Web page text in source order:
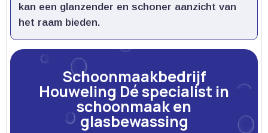
kan een glanzender en schoner aanzicht van
het raam bieden.​
Schoonmaakbedrijf
Houweling Dé specialist in
schoonmaak en
glasbewassing